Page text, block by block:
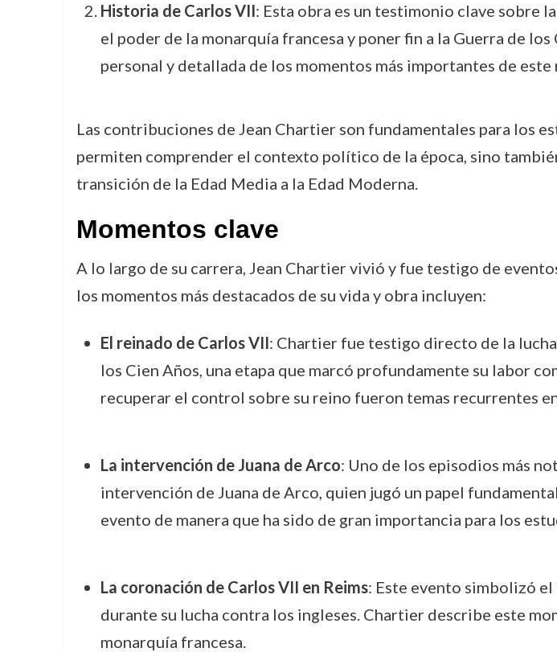
Historia de Carlos VII: Esta obra es un testimonio clave sobre
el poder de la monarquía francesa y poner fin a la Guerra de
personal y detallada de los momentos más importantes de
Las contribuciones de Jean Chartier son fundamentales para los
permiten comprender el contexto político de la época, sino
transición de la Edad Media a la Edad Moderna.
Momentos clave
A lo largo de su carrera, Jean Chartier vivió y fue testigo de
los momentos más destacados de su vida y obra incluyen:
El reinado de Carlos VII: Chartier fue testigo directo de la
los Cien Años, una etapa que marcó profundamente su labor
recuperar el control sobre su reino fueron temas recurrentes
La intervención de Juana de Arco: Uno de los episodios más
intervención de Juana de Arco, quien jugó un papel
evento de manera que ha sido de gran importancia para los
La coronación de Carlos VII en Reims: Este evento simbolizó
durante su lucha contra los ingleses. Chartier describe este
monarquía francesa.